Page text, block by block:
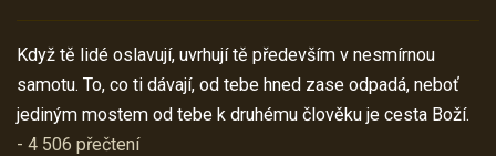
Když tě lidé oslavují, uvrhují tě především v nesmírnou
samotu. To, co ti dávají, od tebe hned zase odpadá, neboť
jediným mostem od tebe k druhému člověku je cesta Boží.
- 4 506 přečtení